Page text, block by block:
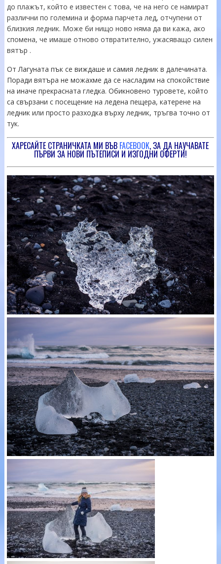
до плажът, който е известен с това, че на него се намират
различни по големина и форма парчета лед, отчупени от
близкия ледник. Може би нищо ново няма да ви кажа, ако
спомена, че имаше отново отвратително, ужасяващо силен
вятър .
От Лагуната пък се виждаше и самия ледник в далечината.
Поради вятъра не можахме да се насладим на спокойствие
на иначе прекрасната гледка. Обикновено туровете, който
са свързани с посещение на ледена пещера, катерене на
ледник или просто разходка върху ледник, тръгва точно от
тук.
ХАРЕСАЙТЕ СТРАНИЧКАТА МИ ВЪВ FACEBOOK, ЗА ДА НАУЧАВАТЕ
ПЪРВИ ЗА НОВИ ПЪТЕПИСИ И ИЗГОДНИ ОФЕРТИ!